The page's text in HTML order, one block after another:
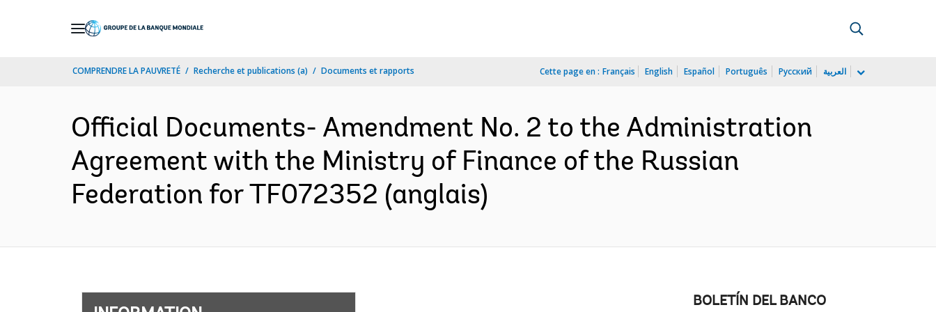
COMPRENDRE LA PAUVRETÉ Recherche et publications (a) Documents et rapports Cette page en : Français English Español Português Русский العربية
Official Documents- Amendment No. 2 to the Administration
Agreement with the Ministry of Finance of the Russian
Federation for TF072352 (anglais)
BOLETÍN DEL BANCO